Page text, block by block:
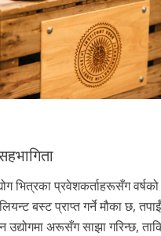
भित्रका प्रवेशकर्ताहरूसँग वर्षको
बस्ट प्राप्त गर्ने मौका छ,
उद्योगमा अरूसँग साझा गरिन्छ,